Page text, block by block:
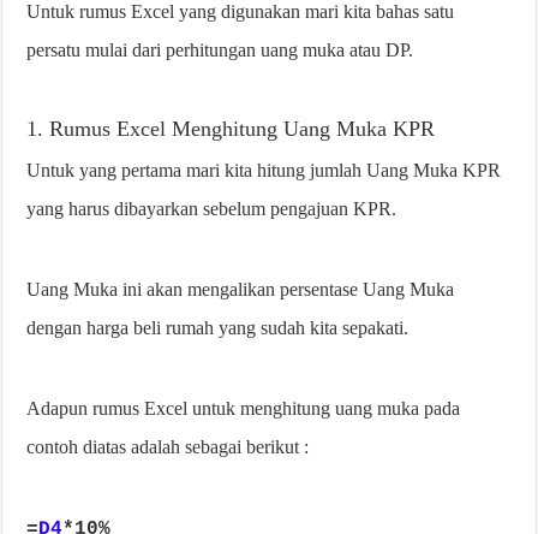
Untuk rumus Excel yang digunakan mari kita bahas satu
persatu mulai dari perhitungan uang muka atau DP.
1. Rumus Excel Menghitung Uang Muka KPR
Untuk yang pertama mari kita hitung jumlah Uang Muka KPR
yang harus dibayarkan sebelum pengajuan KPR.
Uang Muka ini akan mengalikan persentase Uang Muka
dengan harga beli rumah yang sudah kita sepakati.
Adapun rumus Excel untuk menghitung uang muka pada
contoh diatas adalah sebagai berikut :
=D4*10%